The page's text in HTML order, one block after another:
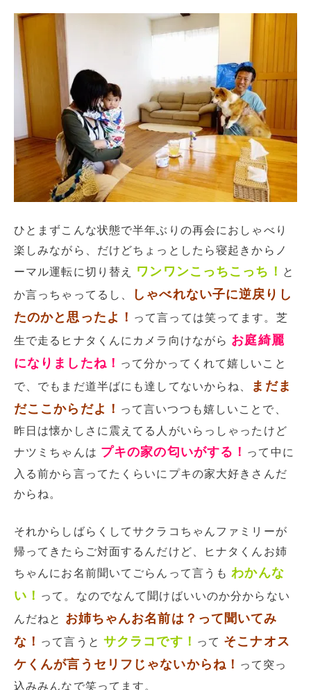
ひとまずこんな状態で半年ぶりの再会におしゃべり
楽しみながら、だけどちょっとしたら寝起きからノ
ーマル運転に切り替え ワンワンこっちこっち！ と
か言っちゃってるし、
しゃべれない子に逆戻りし
たのかと思ったよ！ って言っては笑ってます。芝
生で走るヒナタくんにカメラ向けながら お庭綺麗
になりましたね！ って分かってくれて嬉しいこと
で、でもまだ道半ばにも達してないからね、
まだま
だここからだよ！ って言いつつも嬉しいことで、
昨日は懐かしさに震えてる人がいらっしゃったけど
ナツミちゃんは プキの家の匂いがする！ って中に
入る前から言ってたくらいにプキの家大好きさんだ
からね。
それからしばらくしてサクラコちゃんファミリーが
帰ってきたらご対面するんだけど、ヒナタくんお姉
ちゃんにお名前聞いてごらんって言うもわかんな
い！ って。なのでなんて聞けばいいのか分からない
んだねと お姉ちゃんお名前は？って聞いてみ
な！ って言うと サクラコです！ って そこナオス
ケくんが言うセリフじゃないからね！ って突っ
込みみんなで笑ってます。